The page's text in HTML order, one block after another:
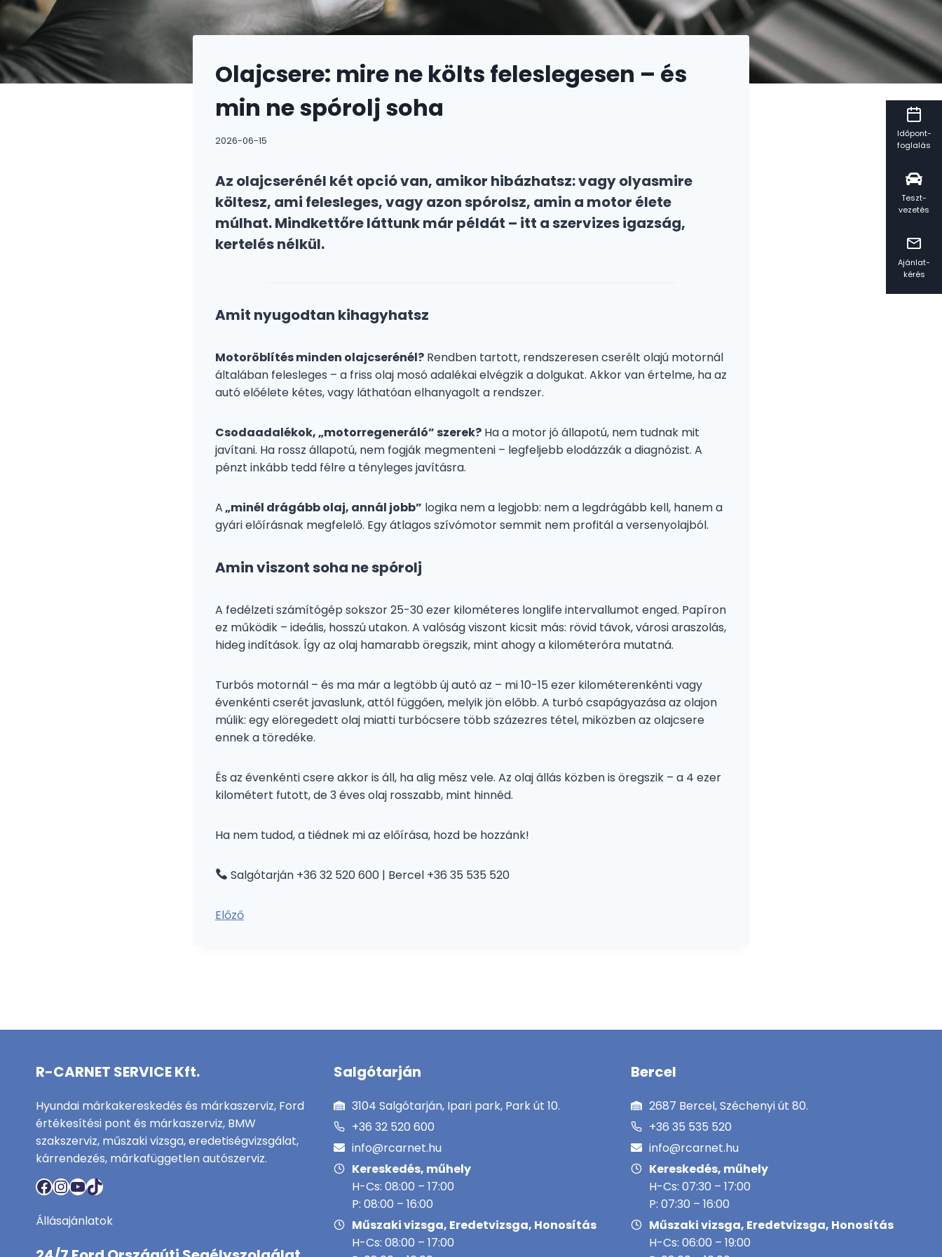
Olajcsere: mire ne költs feleslegesen – és
min ne spórolj soha
2026-06-15
Az olajcserénél két opció van, amikor hibázhatsz: vagy olyasmire
költesz, ami felesleges, vagy azon spórolsz, amin a motor élete
múlhat. Mindkettőre láttunk már példát – itt a szervizes igazság,
kertelés nélkül.
Amit nyugodtan kihagyhatsz
Motoröblítés minden olajcserénél? Rendben tartott, rendszeresen cserélt olajú motornál
általában felesleges – a friss olaj mosó adalékai elvégzik a dolgukat. Akkor van értelme, ha az
autó előélete kétes, vagy láthatóan elhanyagolt a rendszer.
Csodaadalékok, „motorregeneráló” szerek? Ha a motor jó állapotú, nem tudnak mit
javítani. Ha rossz állapotú, nem fogják megmenteni – legfeljebb elodázzák a diagnózist. A
pénzt inkább tedd félre a tényleges javításra.
A„minél drágább olaj, annál jobb” logika nem a legjobb: nem a legdrágább kell, hanem a
gyári előírásnak megfelelő. Egy átlagos szívómotor semmit nem profitál a versenyolajból.
Amin viszont soha ne spórolj
A fedélzeti számítógép sokszor 25-30 ezer kilométeres longlife intervallumot enged. Papíron
ez működik – ideális, hosszú utakon. A valóság viszont kicsit más: rövid távok, városi araszolás,
hideg indítások. Így az olaj hamarabb öregszik, mint ahogy a kilométeróra mutatná.
Turbós motornál – és ma már a legtöbb új autó az – mi 10-15 ezer kilométerenkénti vagy
évenkénti cserét javaslunk, attól függően, melyik jön előbb. A turbó csapágyazása az olajon
múlik: egy elöregedett olaj miatti turbócsere több százezres tétel, miközben az olajcsere
ennek a töredéke.
És az évenkénti csere akkor is áll, ha alig mész vele. Az olaj állás közben is öregszik – a 4 ezer
kilométert futott, de 3 éves olaj rosszabb, mint hinnéd.
Ha nem tudod, a tiédnek mi az előírása, hozd be hozzánk!
Salgótarján +36 32 520 600 | Bercel +36 35 535 520
Előző
Időpont-
foglalás
Teszt-
vezetés
Ajánlat-
kérés
R-CARNET SERVICE Kft.
Hyundai márkakereskedés és márkaszerviz, Ford
értékesítési pont és márkaszerviz, BMW
szakszerviz, műszaki vizsga, eredetiségvizsgálat,
kárrendezés, márkafüggetlen autószerviz.
Facebook
Instagram
YouTube
TikTok
Állásajánlatok
Salgótarján
3104 Salgótarján, Ipari park, Park út 10.
+36 32 520 600
info@rcarnet.hu
Kereskedés, műhely
H-Cs: 08:00 – 17:00
P: 08:00 – 16:00
Műszaki vizsga, Eredetvizsga, Honosítás
H-Cs: 08:00 – 17:00
Bercel
2687 Bercel, Széchenyi út 80.
+36 35 535 520
info@rcarnet.hu
Kereskedés, műhely
H-Cs: 07:30 – 17:00
P: 07:30 – 16:00
Műszaki vizsga, Eredetvizsga, Honosítás
H-Cs: 06:00 – 19:00